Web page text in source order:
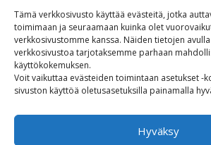
Tämä verkkosivusto käyttää evästeitä, jotka
toimimaan ja seuraamaan kuinka olet
verkkosivustomme kanssa. Näiden tietojen
verkkosivustoa tarjotaksemme parhaan
käyttökokemuksen.
Voit vaikuttaa evästeiden toimintaan asetukset -
sivuston käyttöä oletusasetuksilla painamalla
Hyväksy
Colliers Finland Oy
Firdonkatu 2 (käyntiosoite: Tripla
Workery West)
00520 Helsinki
asiakaspalvelu@colliers.com
020 130 3003
Puheluhinnat 020-alkuisiin